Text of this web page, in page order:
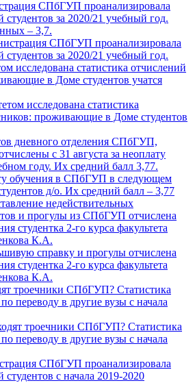
СПбГУП проанализировала
студентов за 2020/21 учебный год.
исследована статистика
проживающие в Доме студентов
обучения в СПбГУП в следующем
д/о. Их средний балл – 3,77
справку и прогулы отчислена
студентка 2-го курса факультета
К.А.
троечники СПбГУП? Статистика
переводу в другие вузы с начала